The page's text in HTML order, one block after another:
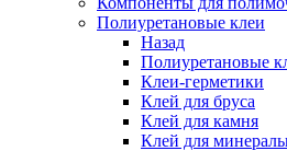
Полиуретановые клеи
Назад
Полиуретановые
Клеи-герметики
Клей для бруса
Клей для камня
Клей для